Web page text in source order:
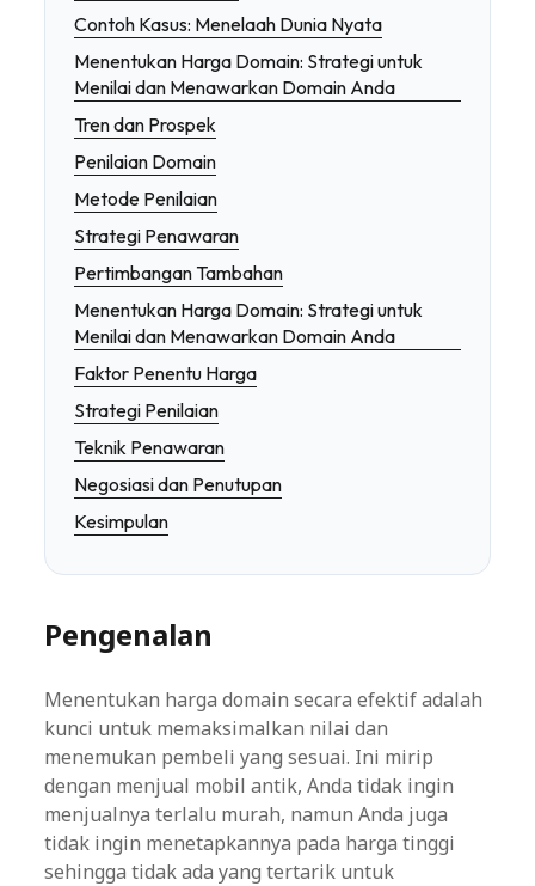
Contoh Kasus: Menelaah Dunia Nyata
Menentukan Harga Domain: Strategi untuk
Menilai dan Menawarkan Domain Anda
Tren dan Prospek
Penilaian Domain
Metode Penilaian
Strategi Penawaran
Pertimbangan Tambahan
Menentukan Harga Domain: Strategi untuk
Menilai dan Menawarkan Domain Anda
Faktor Penentu Harga
Strategi Penilaian
Teknik Penawaran
Negosiasi dan Penutupan
Kesimpulan
Pengenalan
Menentukan harga domain secara efektif adalah
kunci untuk memaksimalkan nilai dan
menemukan pembeli yang sesuai. Ini mirip
dengan menjual mobil antik, Anda tidak ingin
menjualnya terlalu murah, namun Anda juga
tidak ingin menetapkannya pada harga tinggi
sehingga tidak ada yang tertarik untuk